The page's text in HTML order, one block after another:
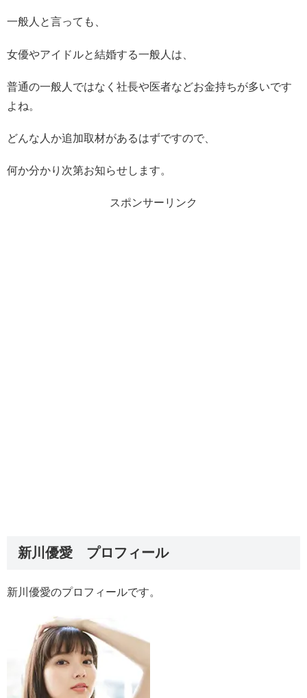
一般人と言っても、
女優やアイドルと結婚する一般人は、
普通の一般人ではなく社長や医者などお金持ちが多いです
よね。
どんな人か追加取材があるはずですので、
何か分かり次第お知らせします。
スポンサーリンク
新川優愛 プロフィール
新川優愛のプロフィールです。